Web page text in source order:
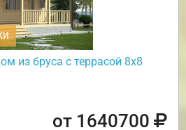
из бруса с террасой 8х8
от 1640700